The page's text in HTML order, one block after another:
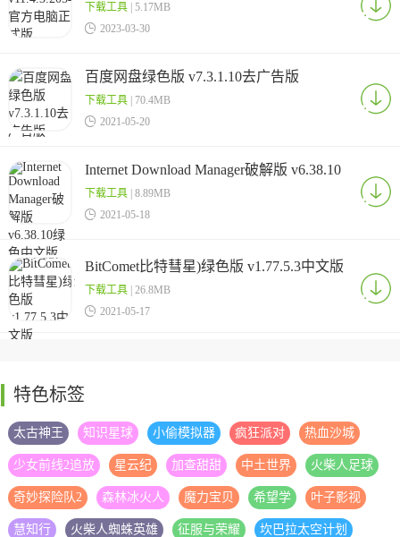
下载工具| 5.17MB
 2023-03-30
百度网盘绿色版 v7.3.1.10去广告版
下载工具| 70.4MB
 2021-05-20
Internet Download Manager破解版 v6.38.10
绿色中文版
下载工具| 8.89MB
 2021-05-18
BitComet比特彗星)绿色版 v1.77.5.3中文版
下载工具| 26.8MB
 2021-05-17
特色标签
太古神王 知识星球 小偷模拟器 疯狂派对 热血沙城
少女前线2追放 星云纪 加查甜甜 中土世界 火柴人足球
奇妙探险队2 森林冰火人 魔力宝贝 希望学 叶子影视
慧知行 火柴人蜘蛛英雄 征服与荣耀 坎巴拉太空计划